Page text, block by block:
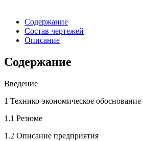
Содержание
Состав чертежей
Описание
Содержание
Введение
1 Технико-экономическое
1.1 Резюме
1.2 Описание